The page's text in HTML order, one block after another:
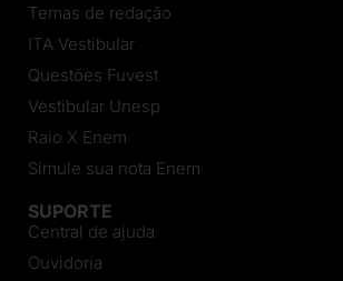
Temas de redação
ITA Vestibular
Questões Fuvest
Vestibular Unesp
Raio X Enem
Simule sua nota Enem
SUPORTE
Central de ajuda
Ouvidoria